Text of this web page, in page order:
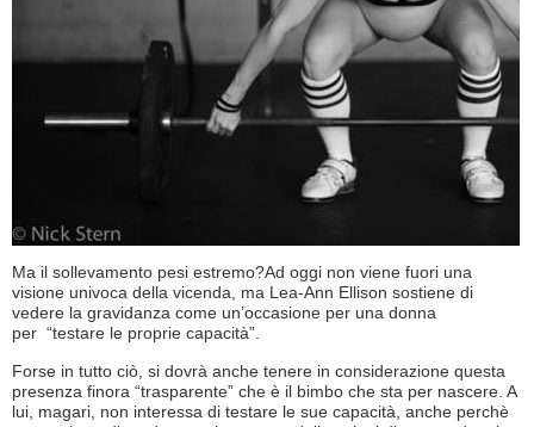
Ma il sollevamento pesi estremo?Ad oggi non viene fuori una
visione univoca della vicenda, ma Lea-Ann Ellison sostiene di
vedere la gravidanza come un’occasione per una donna
per “testare le proprie capacità”.
Forse in tutto ciò, si dovrà anche tenere in considerazione questa
presenza finora “trasparente” che è il bimbo che sta per nascere. A
lui, magari, non interessa di testare le sue capacità, anche perchè